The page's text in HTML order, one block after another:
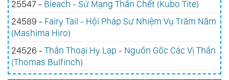
25547 - Bleach - Sứ Mạng Thần Chết (Kubo Tite)
24589 - Fairy Tail - Hội Pháp Sư Nhiệm Vụ Trăm Năm
(Mashima Hiro)
24526 -Thần Thoại Hy Lạp - Nguồn Gốc Các Vị Thần
(Thomas Bulfinch)